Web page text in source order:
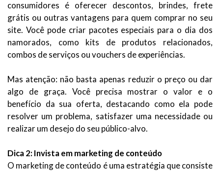
consumidores é oferecer descontos, brindes, frete
grátis ou outras vantagens para quem comprar no seu
site. Você pode criar pacotes especiais para o dia dos
namorados, como kits de produtos relacionados,
combos de serviços ou vouchers de experiências.
Mas atenção: não basta apenas reduzir o preço ou dar
algo de graça. Você precisa mostrar o valor e o
benefício da sua oferta, destacando como ela pode
resolver um problema, satisfazer uma necessidade ou
realizar um desejo do seu público-alvo.
Dica 2: Invista em marketing de conteúdo
O marketing de conteúdo é uma estratégia que consiste